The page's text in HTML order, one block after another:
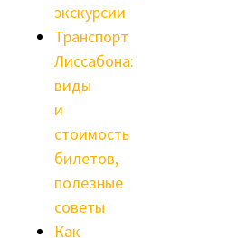
экскурсии
Транспорт
Лиссабона:
виды
и
стоимость
билетов,
полезные
советы
Как